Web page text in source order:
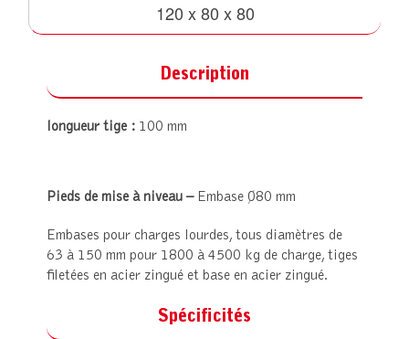
120 x 80 x 80
Description
longueur tige : 100 mm
Pieds de mise à niveau – Embase Ø80 mm
Embases pour charges lourdes, tous diamètres de
63 à 150 mm pour 1800 à 4500 kg de charge, tiges
filetées en acier zingué et base en acier zingué.
Spécificités